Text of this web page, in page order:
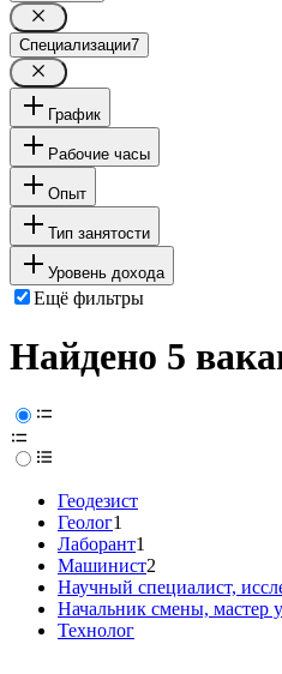
Специализации7
График
Рабочие часы
Опыт
Тип занятости
Уровень дохода
Ещё фильтры
Найдено 5
Геодезист
Геолог1
Лаборант1
Машинист2
Научный специалист,
Начальник смены, мастер
Технолог